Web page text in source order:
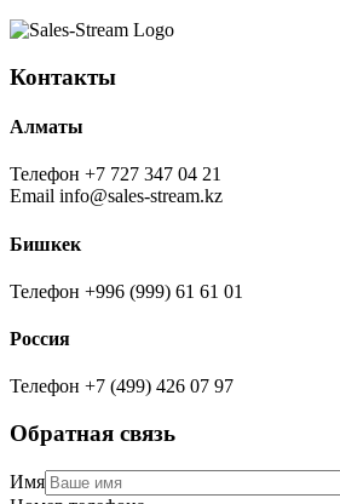
Контакты
Алматы
Телефон +7 727 347 04 21
Email info@sales-stream.kz
Бишкек
Телефон +996 (999) 61 61 01
Россия
Телефон +7 (499) 426 07 97
Обратная связь
Имя